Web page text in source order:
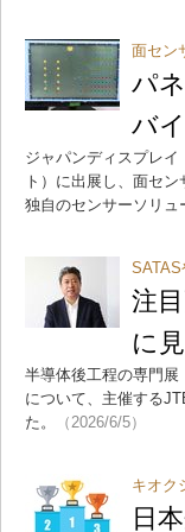
面セン
パ
バ
ジャパンディスプレ
ト）に出展し、面セ
独自のセンサーソリュ
SATAS
注
に
半導体後工程の専門
について、主催する
た。
（2026/6/5）
キオク
日